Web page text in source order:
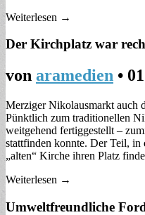
Weiterlesen →
Der Kirchplatz war
von aramedien •
Merziger Nikolausmarkt auch
Pünktlich zum traditionellen
weitgehend fertiggestellt –
stattfinden konnte. Der Teil, in
„alten“ Kirche ihren Platz
Weiterlesen →
Umweltfreundliche